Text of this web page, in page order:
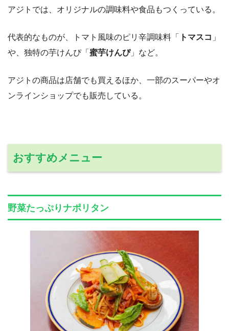
アジトでは、オリジナルの調味料や食品もつくっている。
代表的なものが、トマト風味のピリ辛調味料「 トマスコ 」
や、独特の芋けんぴ「蜜芋けんぴ」など。
アジトの商品は店舗でも買えるほか、一部のスーパーやオ
ンラインショップでも販売している。
おすすめメニュー
野菜たっぷりナポリタン